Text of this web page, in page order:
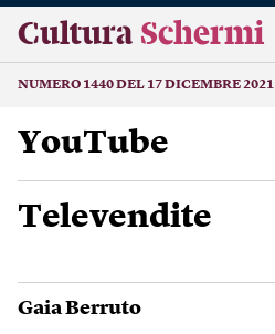
Cultura Schermi
NUMERO 1440 DEL 17 DICEMBRE 2021
YouTube
Televendite
Gaia Berruto